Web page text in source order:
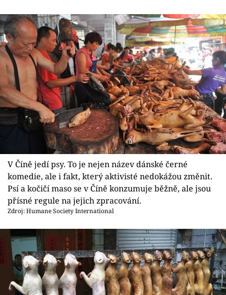
V Číně jedí psy. To je nejen název dánské černé
komedie, ale i fakt, který aktivisté nedokážou změnit.
Psí a kočičí maso se v Číně konzumuje běžně, ale jsou
přísné regule na jejich zpracování.
Zdroj: Humane Society International